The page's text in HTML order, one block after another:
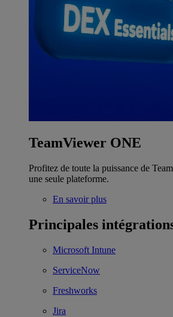
TeamViewer ONE
Profitez de toute la puissance de
une seule plateforme.
En savoir plus
Principales
Microsoft Intune
ServiceNow
Freshworks
Jira